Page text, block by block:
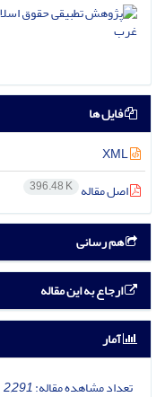
فایل ها
اصل مقاله 396.48 K
هم رسانی
ارجاع به این مقاله
آمار
تعداد مشاهده مقاله:2,291